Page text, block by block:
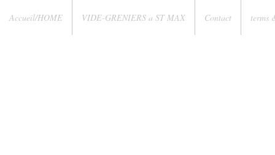
Accueil/HOME VIDE-GRENIERS a ST MAX Contact terms